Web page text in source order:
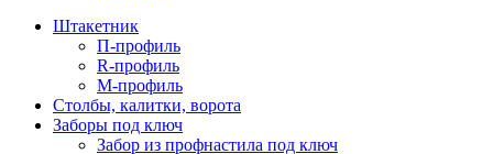
Штакетник
П-профиль
R-профиль
М-профиль
Столбы, калитки, ворота
Заборы под ключ
Забор из профнастила под ключ